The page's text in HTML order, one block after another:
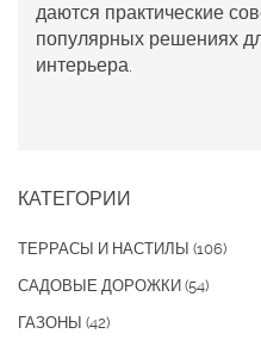
даются практические
популярных решениях
интерьера.
КАТЕГОРИИ
ТЕРРАСЫ И НАСТИЛЫ (106)
САДОВЫЕ ДОРОЖКИ (54)
ГАЗОНЫ (42)